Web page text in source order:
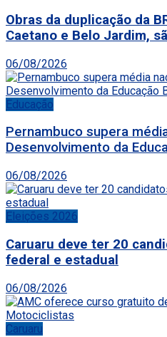
Obras da duplicação da
Caetano e Belo Jardim,
06/08/2026
Educação
Pernambuco supera
Desenvolvimento da
06/08/2026
Eleições 2026
Caruaru deve ter 20
federal e estadual
06/08/2026
Caruaru